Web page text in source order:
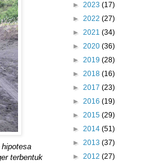
terbentuk
► 2023 (17)
► 2022 (27)
► 2021 (34)
► 2020 (36)
► 2019 (28)
► 2018 (16)
► 2017 (23)
► 2016 (19)
► 2015 (29)
► 2014 (51)
► 2013 (37)
► 2012 (27)